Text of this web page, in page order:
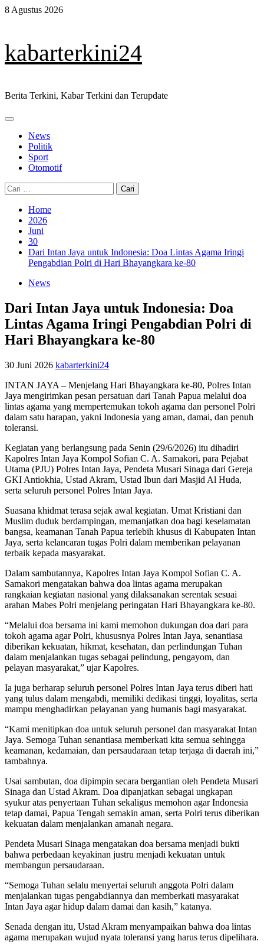
Skip
8 Agustus 2026
kabarterkini24
Berita Terkini, Kabar Terkini dan Terupdate
Primary
News
Politik
Sport
Otomotif
Cari
untuk:
Home
2026
Juni
30
Dari Intan Jaya untuk Indonesia: Doa Lintas Agama Iringi
Pengabdian Polri di Hari Bhayangkara ke-80
News
Dari Intan Jaya untuk Indonesia: Doa
Lintas Agama Iringi Pengabdian Polri di
Hari Bhayangkara ke-80
30 Juni 2026 kabarterkini24
INTAN JAYA – Menjelang Hari Bhayangkara ke-80, Polres Intan
Jaya mengirimkan pesan persatuan dari Tanah Papua melalui doa
lintas agama yang mempertemukan tokoh agama dan personel Polri
dalam satu harapan, yakni Indonesia yang aman, damai, dan penuh
toleransi.
Kegiatan yang berlangsung pada Senin (29/6/2026) itu dihadiri
Kapolres Intan Jaya Kompol Sofian C. A. Samakori, para Pejabat
Utama (PJU) Polres Intan Jaya, Pendeta Musari Sinaga dari Gereja
GKI Antiokhia, Ustad Akram, Ustad Ibun dari Masjid Al Huda,
serta seluruh personel Polres Intan Jaya.
Suasana khidmat terasa sejak awal kegiatan. Umat Kristiani dan
Muslim duduk berdampingan, memanjatkan doa bagi keselamatan
bangsa, keamanan Tanah Papua terlebih khusus di Kabupaten Intan
Jaya, serta kelancaran tugas Polri dalam memberikan pelayanan
terbaik kepada masyarakat.
Dalam sambutannya, Kapolres Intan Jaya Kompol Sofian C. A.
Samakori mengatakan bahwa doa lintas agama merupakan
rangkaian kegiatan nasional yang dilaksanakan serentak sesuai
arahan Mabes Polri menjelang peringatan Hari Bhayangkara ke-80.
“Melalui doa bersama ini kami memohon dukungan doa dari para
tokoh agama agar Polri, khususnya Polres Intan Jaya, senantiasa
diberikan kekuatan, hikmat, kesehatan, dan perlindungan Tuhan
dalam menjalankan tugas sebagai pelindung, pengayom, dan
pelayan masyarakat,” ujar Kapolres.
Ia juga berharap seluruh personel Polres Intan Jaya terus diberi hati
yang tulus dalam mengabdi, memiliki dedikasi tinggi, loyalitas, serta
mampu menghadirkan pelayanan yang humanis bagi masyarakat.
“Kami menitipkan doa untuk seluruh personel dan masyarakat Intan
Jaya. Semoga Tuhan senantiasa memberkati kita semua sehingga
keamanan, kedamaian, dan persaudaraan tetap terjaga di daerah ini,”
tambahnya.
Usai sambutan, doa dipimpin secara bergantian oleh Pendeta Musari
Sinaga dan Ustad Akram. Doa dipanjatkan sebagai ungkapan
syukur atas penyertaan Tuhan sekaligus memohon agar Indonesia
tetap damai, Papua Tengah semakin aman, serta Polri terus diberikan
kekuatan dalam menjalankan amanah negara.
Pendeta Musari Sinaga mengatakan doa bersama menjadi bukti
bahwa perbedaan keyakinan justru menjadi kekuatan untuk
membangun persaudaraan.
“Semoga Tuhan selalu menyertai seluruh anggota Polri dalam
menjalankan tugas pengabdiannya dan memberkati masyarakat
Intan Jaya agar hidup dalam damai dan kasih,” katanya.
Senada dengan itu, Ustad Akram menyampaikan bahwa doa lintas
agama merupakan wujud nyata toleransi yang harus terus dipelihara.